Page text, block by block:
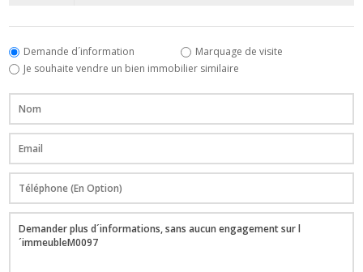
Demande d´information
Marquage de visite
Je souhaite vendre un bien immobilier similaire